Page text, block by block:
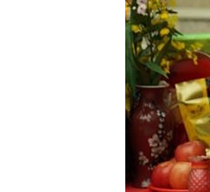
油品食安事
罕病博士彭
酷澎「爸氣